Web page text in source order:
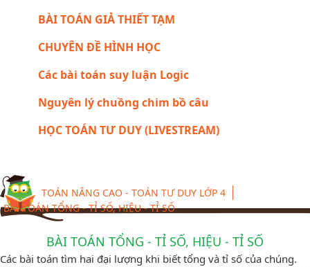
BÀI TOÁN GIẢ THIẾT TẠM
CHUYÊN ĐỀ HÌNH HỌC
Các bài toán suy luận Logic
Nguyên lý chuồng chim bồ câu
HỌC TOÁN TƯ DUY (LIVESTREAM)
TOÁN NÂNG CAO - TOÁN TƯ DUY LỚP 4
BÀI TOÁN TỔNG - TỈ SỐ, HIỆU - TỈ SỐ
BÀI TOÁN TỔNG - TỈ SỐ, HIỆU - TỈ SỐ
Các bài toán tìm hai đại lượng khi biết tổng và tỉ số của chúng.